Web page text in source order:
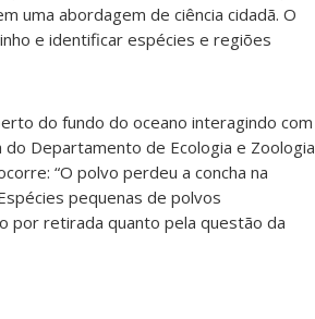
uma abordagem de ciência cidadã. O
e identificar espécies e regiões
do fundo do oceano interagindo com
Departamento de Ecologia e Zoologia
“O polvo perdeu a concha na
pequenas de polvos
por retirada quanto pela questão da